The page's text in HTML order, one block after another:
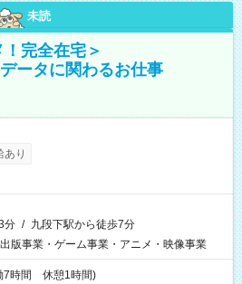
未読
完全在宅＞
ータに関わるお仕事
あり
分 / 九段下駅から徒歩7分
出版事業・ゲーム事業・アニメ・映像事業
7時間 休憩1時間)